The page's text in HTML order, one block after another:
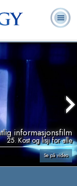
Ofte stilte
informasjonsfilm
25. Kost og lisji for alle
Se på video